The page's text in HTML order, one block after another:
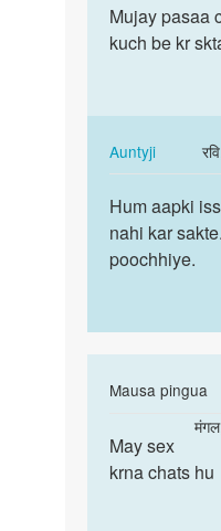
to
Hello
apki
kya
by
Auntyji
Mujay
pasaa
is
kay…
Mujay pasaa
kuch be kr
AuntyjiIn
reply
to
Mujay
pasaa
is
kay…
by
Hum
aapki
iss
Hum aapki
nahi kar
poochhiye.
Mausa pingua
May
sex
May sex
krna chats hu